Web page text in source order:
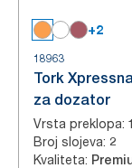
+2
18963
Tork
za dozator
Vrsta preklopa:
Broj slojeva: 2
Kvaliteta: